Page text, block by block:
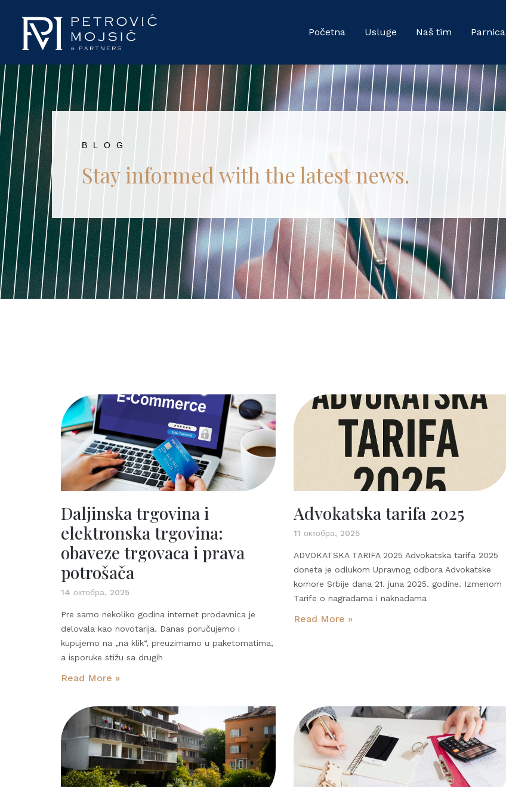
Početna Usluge Naš tim Parnica
BLOG
Stay informed with the latest news.
Daljinska trgovina i
elektronska trgovina:
obaveze trgovaca i prava
potrošača
14 октобра, 2025
Pre samo nekoliko godina internet prodavnica je
delovala kao novotarija. Danas poručujemo i
kupujemo na „na klik“, preuzimamo u paketomatima,
a isporuke stižu sa drugih
Read More »
Advokatska tarifa 2025
11 октобра, 2025
ADVOKATSKA TARIFA 2025 Advokatska tarifa 2025
doneta je odlukom Upravnog odbora Advokatske
komore Srbije dana 21. juna 2025. godine. Izmenom
Tarife o nagradama i naknadama
Read More »